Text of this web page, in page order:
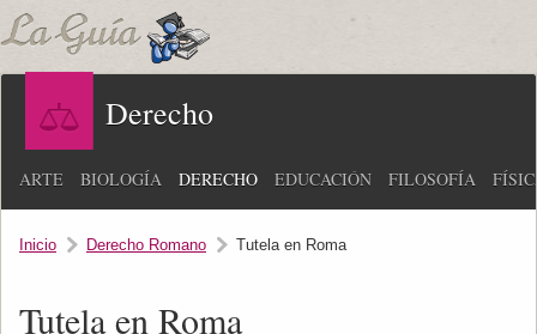
Derecho
ARTE BIOLOGÍA DERECHO EDUCACIÓN FILOSOFÍA
Inicio Derecho Romano Tutela en Roma
Tutela en Roma